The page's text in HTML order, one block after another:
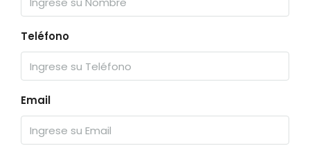
Teléfono
Email